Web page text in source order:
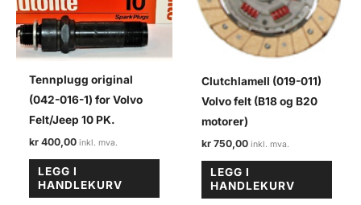
Tennplugg original
(042-016-1) for Volvo
Felt/Jeep 10 PK.
kr 400,00
LEGG I
HANDLEKURV
Clutchlamell (019-011)
Volvo felt (B18 og B20
motorer)
kr 750,00
LEGG I
HANDLEKURV